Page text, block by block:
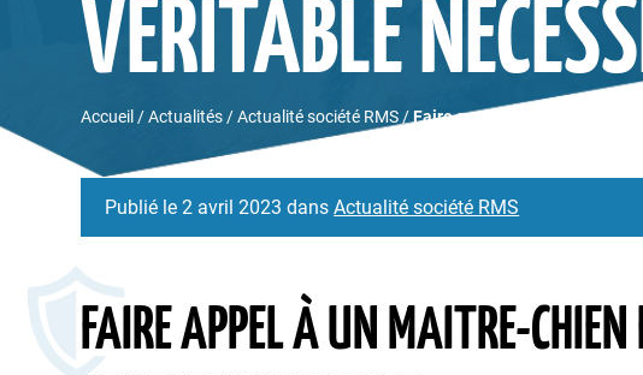
VÉRITABLE
Accueil /Actualités /Actualité société RMS /Faire appel à un maître-
Publié le 2 avril 2023 dansActualité société RMS
FAIRE APPEL À UN MAITRE-